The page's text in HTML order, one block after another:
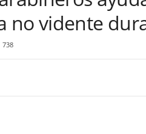
no vidente
738